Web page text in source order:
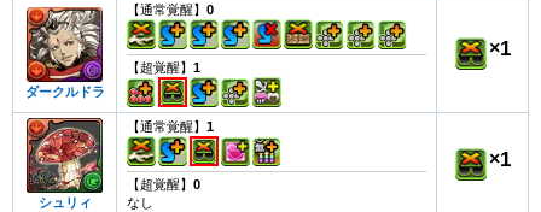
ダークルドラ
【通常覚醒】 0
【超覚醒】 1
×1
シュリィ
【通常覚醒】 1
【超覚醒】 0
なし
×1